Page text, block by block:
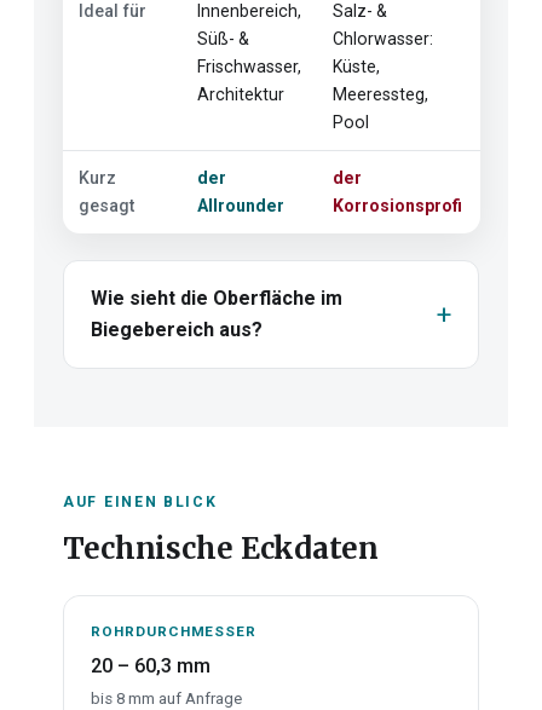
Ideal für
Innenbereich,
Süß- &
Frischwasser,
Architektur
Salz- &
Chlorwasser:
Küste,
Meeressteg,
Pool
Kurz
gesagt
der
Allrounder
der
Korrosionsprofi
Wie sieht die Oberfläche im
Biegebereich aus?
AUF EINEN BLICK
Technische Eckdaten
ROHRDURCHMESSER
20 – 60,3 mm
bis 8 mm auf Anfrage